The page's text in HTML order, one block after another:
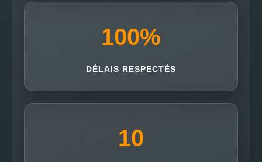
100%
DÉLAIS RESPECTÉS
10